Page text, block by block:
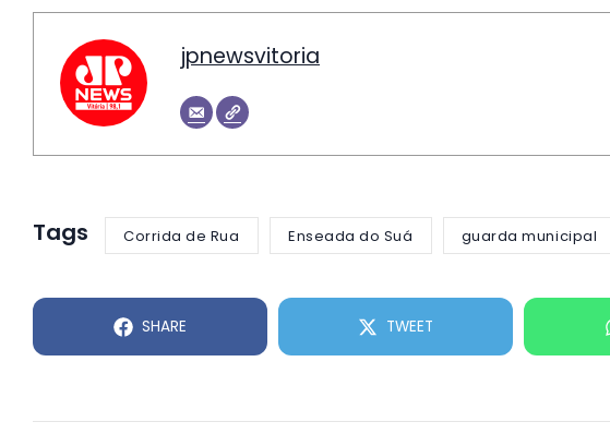
jpnewsvitoria
Tags Corrida de Rua Enseada do Suá guarda municipal
SHARE TWEET